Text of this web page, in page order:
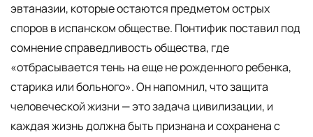
эвтаназии, которые остаются предметом острых
споров в испанском обществе. Понтифик поставил под
сомнение справедливость общества, где
«отбрасывается тень на еще не рожденного ребенка,
старика или больного». Он напомнил, что защита
человеческой жизни — это задача цивилизации, и
каждая жизнь должна быть признана и сохранена с